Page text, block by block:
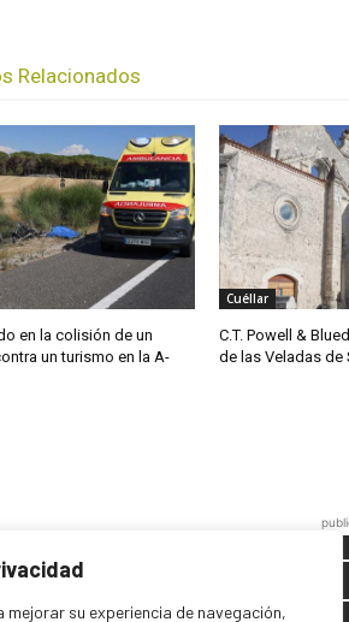
mejorar su experiencia de navegación,
Relacionados
en la colisión de un
un turismo en la A-
Cuéllar
C.T. Powell &
de las Veladas de